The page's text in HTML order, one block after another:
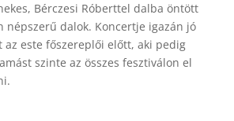
Bérczesi Róberttel dalba öntött
népszerű dalok. Koncertje igazán jó
az este főszereplői előtt, aki pedig
szinte az összes fesztiválon el